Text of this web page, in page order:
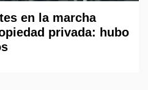
en la marcha
privada: hubo